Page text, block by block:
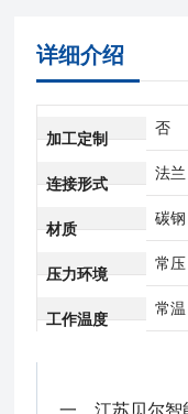
详细介绍
加工定制
否
连接形式
法兰
材质
碳钢
压力环境
常压
工作温度
常温
一、江苏贝尔智